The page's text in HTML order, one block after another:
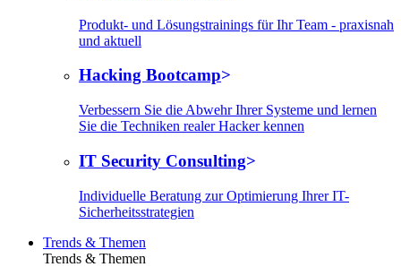
Produkt- und Lösungstrainings für Ihr Team - praxisnah
und aktuell
Hacking Bootcamp
Verbessern Sie die Abwehr Ihrer Systeme und lernen
Sie die Techniken realer Hacker kennen
IT Security Consulting
Individuelle Beratung zur Optimierung Ihrer IT-
Sicherheitsstrategien
Trends & Themen
Trends & Themen